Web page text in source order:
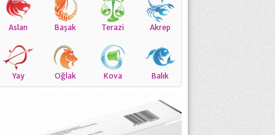
Aslan Başak Terazi Akrep
Yay Oğlak Kova Balık